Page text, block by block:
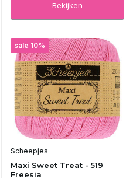
Bekijken
sale 10%
Scheepjes
Maxi Sweet Treat - 519
Freesia